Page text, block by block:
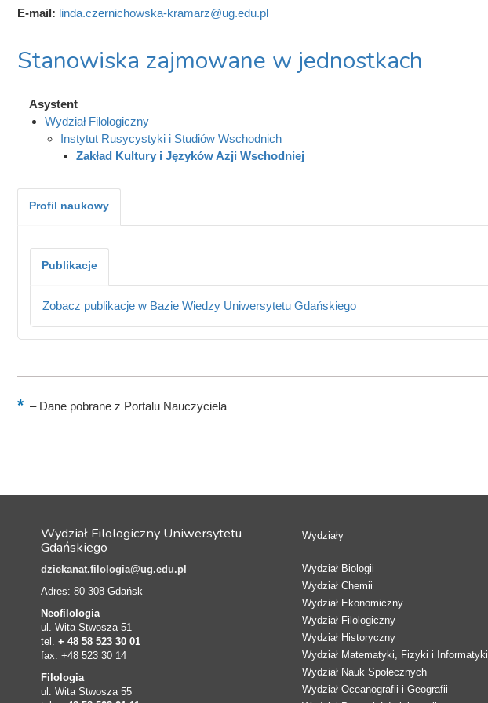
E-mail: linda.czernichowska-kramarz@ug.edu.pl
Stanowiska zajmowane w jednostkach
Asystent
Wydział Filologiczny
Instytut Rusycystyki i Studiów Wschodnich
Zakład Kultury i Języków Azji Wschodniej
Profil naukowy
Publikacje
Zobacz publikacje w Bazie Wiedzy Uniwersytetu Gdańskiego
–Dane pobrane z Portalu Nauczyciela
Wydział Filologiczny Uniwersytetu
Gdańskiego
dziekanat.filologia@ug.edu.pl
Adres: 80-308 Gdańsk
Neofilologia
ul. Wita Stwosza 51
tel. + 48 58 523 30 01
fax. +48 523 30 14
Filologia
ul. Wita Stwosza 55
Wydziały
Wydział Biologii
Wydział Chemii
Wydział Ekonomiczny
Wydział Filologiczny
Wydział Historyczny
Wydział Matematyki, Fizyki i Informatyki
Wydział Nauk Społecznych
Wydział Oceanografii i Geografii